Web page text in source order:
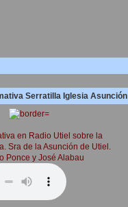
Serratilla Iglesia Asunción
en Radio Utiel sobre la
Sra de la Asunción de Utiel.
Ponce y José Alabau